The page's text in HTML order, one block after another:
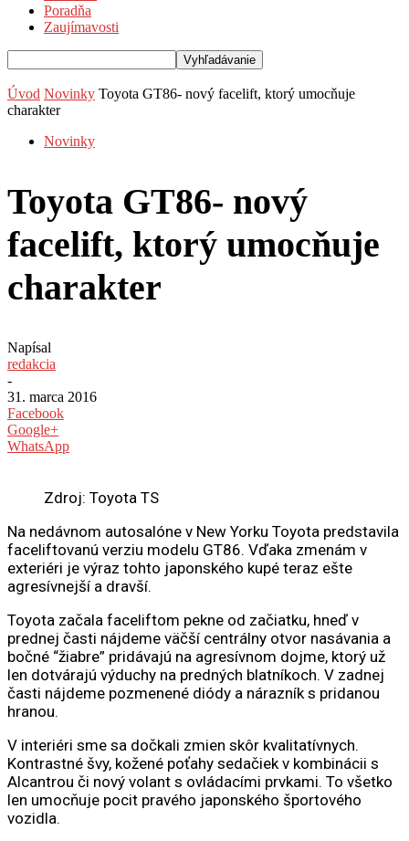
Poradňa
Zaujímavosti
Úvod Novinky Toyota GT86- nový facelift, ktorý umocňuje
charakter
Novinky
Toyota GT86- nový
facelift, ktorý umocňuje
charakter
Napísal
redakcia
-
31. marca 2016
Facebook
Google+
WhatsApp
Zdroj: Toyota TS
Na nedávnom autosalóne v New Yorku Toyota predstavila
faceliftovanú verziu modelu GT86. Vďaka zmenám v
exteriéri je výraz tohto japonského kupé teraz ešte
agresívnejší a dravší.
Toyota začala faceliftom pekne od začiatku, hneď v
prednej časti nájdeme väčší centrálny otvor nasávania a
bočné “žiabre” pridávajú na agresívnom dojme, ktorý už
len dotvárajú výduchy na predných blatníkoch. V zadnej
časti nájdeme pozmenené diódy a nárazník s pridanou
hranou.
V interiéri sme sa dočkali zmien skôr kvalitatívnych.
Kontrastné švy, kožené poťahy sedačiek v kombinácii s
Alcantrou či nový volant s ovládacími prvkami. To všetko
len umocňuje pocit pravého japonského športového
vozidla.